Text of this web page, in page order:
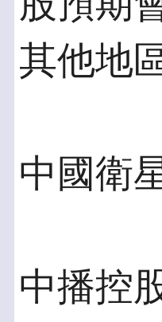
其他地
中國衛
中播控